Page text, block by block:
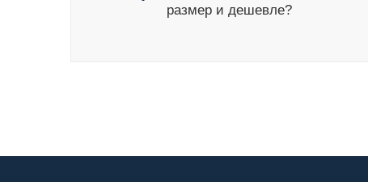
размер и дешевле?